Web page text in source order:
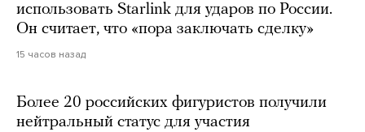
использовать Starlink для ударов по России.
Он считает, что «пора заключать сделку»
15 часов назад
Более 20 российских фигуристов получили
нейтральный статус для участия